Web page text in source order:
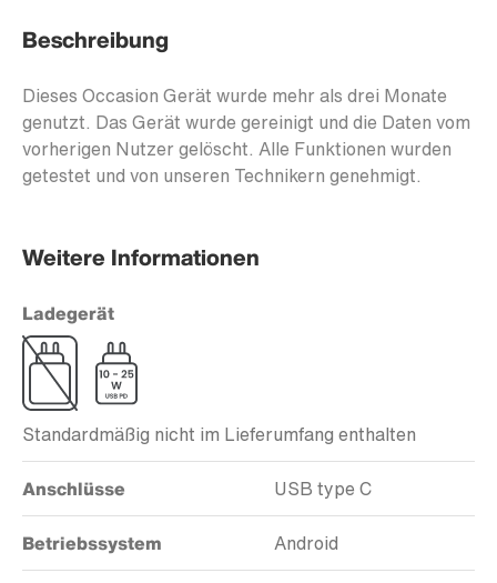
Beschreibung
Dieses Occasion Gerät wurde mehr als drei Monate
genutzt. Das Gerät wurde gereinigt und die Daten vom
vorherigen Nutzer gelöscht. Alle Funktionen wurden
getestet und von unseren Technikern genehmigt.
Weitere Informationen
Ladegerät
Standardmäßig nicht im Lieferumfang enthalten
Anschlüsse USB type C
Betriebssystem Android